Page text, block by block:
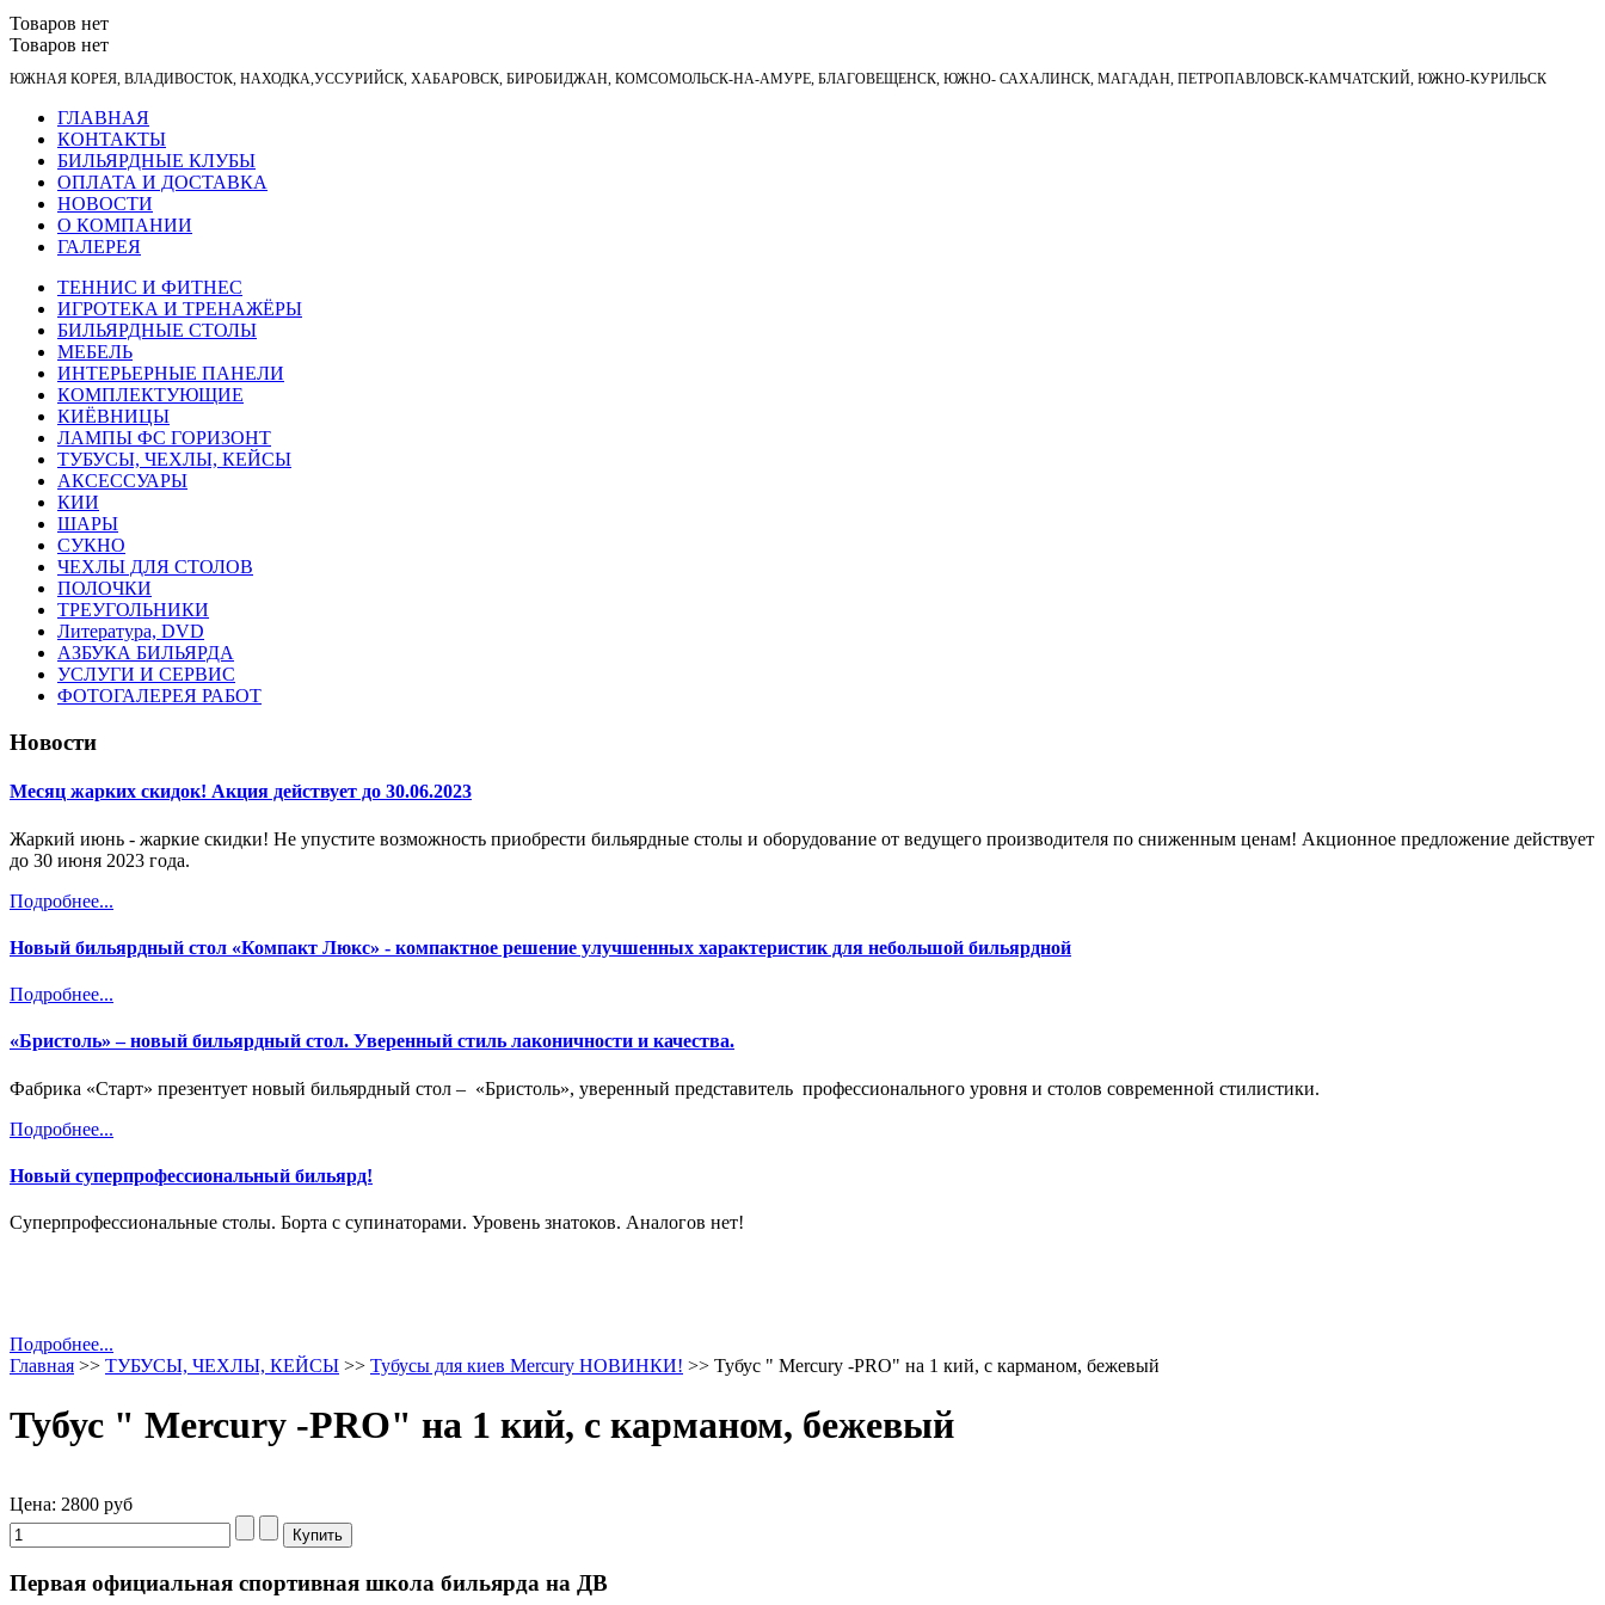
Товаров нет
Товаров нет
ЮЖНАЯ КОРЕЯ, ВЛАДИВОСТОК, НАХОДКА,УССУРИЙСК, ХАБАРОВСК, БИРОБИДЖАН, КОМСОМОЛЬСК-НА-АМУРЕ, БЛАГОВЕЩЕНСК, ЮЖНО- САХАЛИНСК, МАГАДАН, ПЕТРОПАВЛОВСК-КАМЧАТСКИЙ, ЮЖНО-КУРИЛЬСК
ГЛАВНАЯ
КОНТАКТЫ
БИЛЬЯРДНЫЕ КЛУБЫ
ОПЛАТА И ДОСТАВКА
НОВОСТИ
О КОМПАНИИ
ГАЛЕРЕЯ
ТЕННИС И ФИТНЕС
ИГРОТЕКА И ТРЕНАЖЁРЫ
БИЛЬЯРДНЫЕ СТОЛЫ
МЕБЕЛЬ
ИНТЕРЬЕРНЫЕ ПАНЕЛИ
КОМПЛЕКТУЮЩИЕ
КИЁВНИЦЫ
ЛАМПЫ ФС ГОРИЗОНТ
ТУБУСЫ, ЧЕХЛЫ, КЕЙСЫ
АКСЕССУАРЫ
КИИ
ШАРЫ
СУКНО
ЧЕХЛЫ ДЛЯ СТОЛОВ
ПОЛОЧКИ
ТРЕУГОЛЬНИКИ
Литература, DVD
АЗБУКА БИЛЬЯРДА
УСЛУГИ И СЕРВИС
ФОТОГАЛЕРЕЯ РАБОТ
Новости
Месяц жарких скидок! Акция действует до 30.06.2023
Жаркий июнь - жаркие скидки! Не упустите возможность приобрести бильярдные столы и оборудование от ведущего производителя по сниженным ценам! Акционное предложение действует
до 30 июня 2023 года.
Подробнее...
Новый бильярдный стол «Компакт Люкс» - компактное решение улучшенных характеристик для небольшой бильярдной
Подробнее...
«Бристоль» – новый бильярдный стол. Уверенный стиль лаконичности и качества.
Фабрика «Старт» презентует новый бильярдный стол – «Бристоль», уверенный представитель профессионального уровня и столов современной стилистики.
Подробнее...
Новый суперпрофессиональный бильярд!
Суперпрофессиональные столы. Борта с супинаторами. Уровень знатоков. Аналогов нет!
Подробнее...
Главная >> ТУБУСЫ, ЧЕХЛЫ, КЕЙСЫ >> Тубусы для киев Mercury НОВИНКИ! >> Тубус " Mercury -PRO" на 1 кий, с карманом, бежевый
Тубус " Mercury -PRO" на 1 кий, с карманом, бежевый
Цена: 2800 руб
Первая официальная спортивная школа бильярда на ДВ